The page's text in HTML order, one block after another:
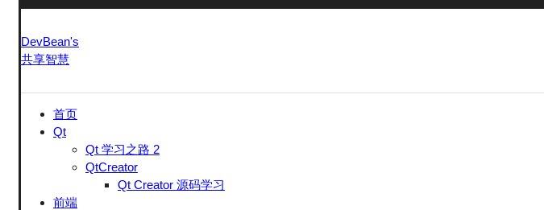
DevBean's
共享智慧
首页
Qt
Qt 学习之路 2
QtCreator
Qt Creator 源码学习
前端